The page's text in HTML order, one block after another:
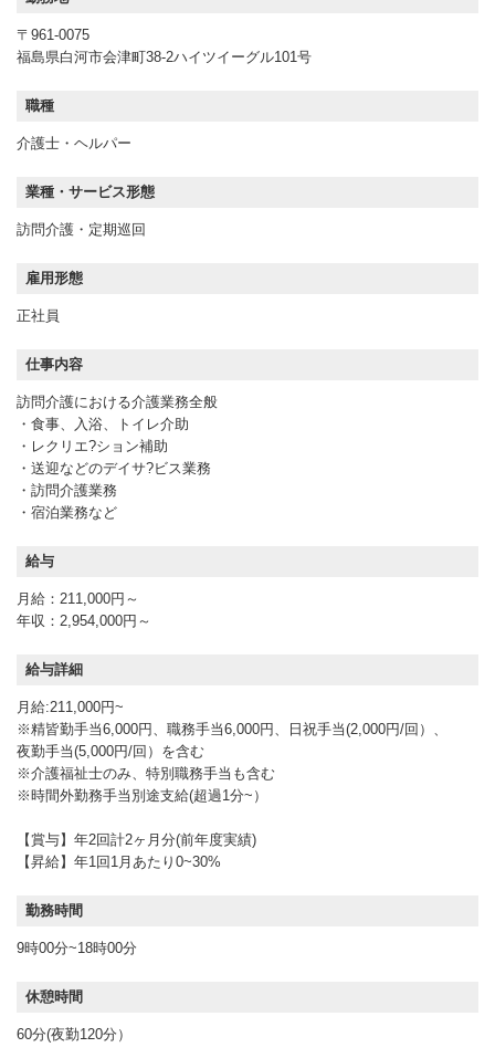
〒961-0075
福島県白河市会津町38-2ハイツイーグル101号
職種
介護士・ヘルパー
業種・サービス形態
訪問介護・定期巡回
雇用形態
正社員
仕事内容
訪問介護における介護業務全般
・食事、入浴、トイレ介助
・レクリエ?ション補助
・送迎などのデイサ?ビス業務
・訪問介護業務
・宿泊業務など
給与
月給：211,000円～
年収：2,954,000円～
給与詳細
月給:211,000円~
※精皆勤手当6,000円、職務手当6,000円、日祝手当(2,000円/回）、
夜勤手当(5,000円/回）を含む
※介護福祉士のみ、特別職務手当も含む
※時間外勤務手当別途支給(超過1分~）
【賞与】年2回計2ヶ月分(前年度実績)
【昇給】年1回1月あたり0~30%
勤務時間
9時00分~18時00分
休憩時間
60分(夜勤120分）